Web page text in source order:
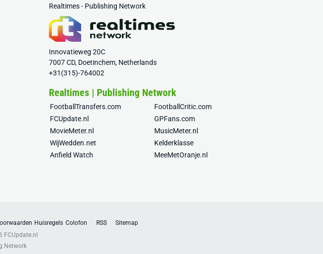
Realtimes - Publishing Network
Innovatieweg 20C
7007 CD, Doetinchem, Netherlands
+31(315)-764002
Realtimes | Publishing Network
FootballTransfers.com
FootballCritic.com
FCUpdate.nl
GPFans.com
MovieMeter.nl
MusicMeter.nl
WijWedden.net
Kelderklasse
Anfield Watch
MeeMetOranje.nl
Huisregels Colofon RSS
Sitemap
FCUpdate.nl
Network